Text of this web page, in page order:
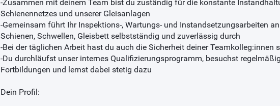
-Zusammen mit deinem Team bist du zuständig für die konstante
Schienennetzes und unserer Gleisanlagen
-Gemeinsam führt Ihr Inspektions-, Wartungs- und Instandsetzungsarbeiten an
Schienen, Schwellen, Gleisbett selbstständig und zuverlässig durch
-Bei der täglichen Arbeit hast du auch die Sicherheit deiner Teamkolleg:innen
-Du durchläufst unser internes Qualifizierungsprogramm, besuchst regelmäßig
Fortbildungen und lernst dabei stetig dazu
Dein Profil: